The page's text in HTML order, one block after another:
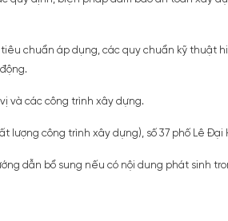
chuẩn áp dụng, các quy chuẩn kỹ thuật
và các công trình xây dựng.
công trình xây dựng), số 37 phố Lê Đại
dẫn bổ sung nếu có nội dung phát sinh